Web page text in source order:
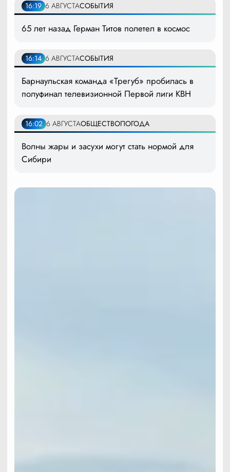
16:19 6 АВГУСТАСОБЫТИЯ
65 лет назад Герман Титов полетел в космос
16:14 6 АВГУСТАСОБЫТИЯ
Барнаульская команда «Трегуб» пробилась в
полуфинал телевизионной Первой лиги КВН
16:02 6 АВГУСТАОБЩЕСТВОПОГОДА
Волны жары и засухи могут стать нормой для
Сибири